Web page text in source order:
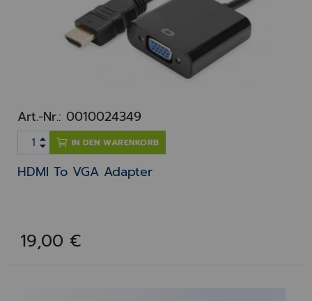
Art.-Nr.: 0010024349
IN DEN WARENKORB
HDMI To VGA Adapter
19,00 €